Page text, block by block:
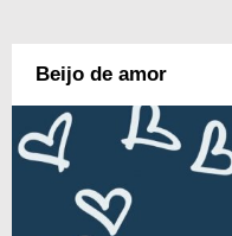
Beijo de amor